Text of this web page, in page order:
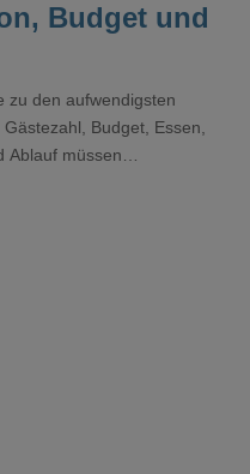
Budget und
zu den aufwendigsten
Budget, Essen,
Ablauf müssen
organisiert ist und trotzdem